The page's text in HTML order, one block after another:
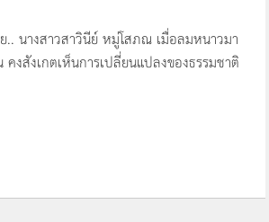
.. นางสาวสาวินีย์ หมู่โสภณ เมื่อลมหนาวมา
งสังเกตเห็นการเปลี่ยนแปลงของธรรมชาติ